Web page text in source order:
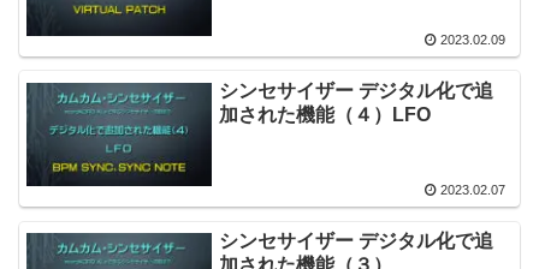
2023.02.09
シンセサイザー デジタル化で追
加された機能（４）LFO
2023.02.07
シンセサイザー デジタル化で追
加された機能（３）